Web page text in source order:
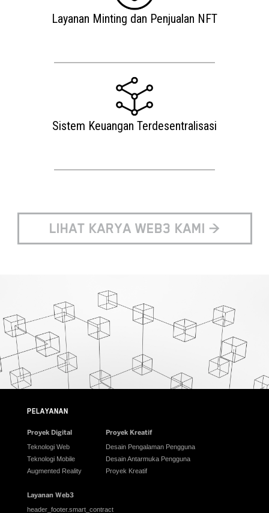
Layanan Minting dan Penjualan NFT
Sistem Keuangan Terdesentralisasi
LIHAT KARYA WEB3 KAMI >
PELAYANAN
Proyek Digital
Teknologi Web
Teknologi Mobile
Augmented Reality
Proyek Kreatif
Desain Pengalaman Pengguna
Desain Antarmuka Pengguna
Proyek Kreatif
Layanan Web3
header_footer.smart_contract